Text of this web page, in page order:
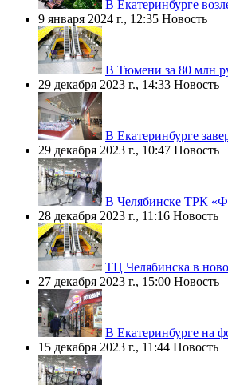
В Екатеринбурге
9 января 2024 г., 12:35 Новость
В Тюмени за 80 млн
29 декабря 2023 г., 14:33 Новость
В Екатеринбурге
29 декабря 2023 г., 10:47 Новость
В Челябинске ТРК
28 декабря 2023 г., 11:16 Новость
ТЦ Челябинска в
27 декабря 2023 г., 15:00 Новость
В Екатеринбурге на
15 декабря 2023 г., 11:44 Новость